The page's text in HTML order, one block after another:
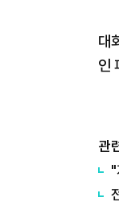
대
인
관
"